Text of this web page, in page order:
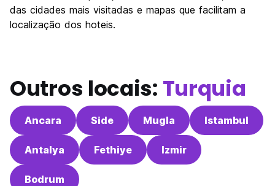
das cidades mais visitadas e mapas que facilitam a
localização dos hoteis.
Outros locais: Turquia
Ancara Side Mugla Istambul
Antalya Fethiye Izmir
Bodrum